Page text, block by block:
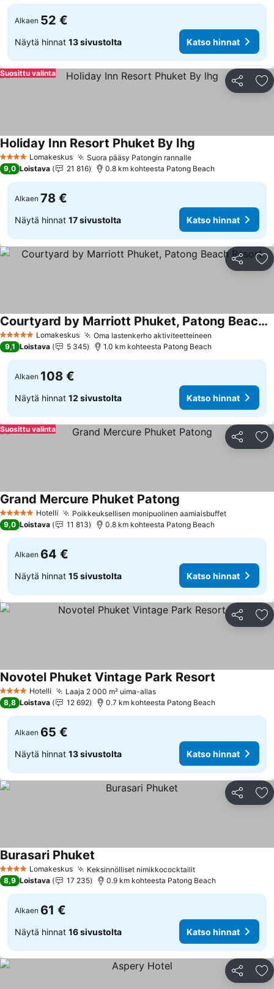
Alkaen 52 €
Näytä hinnat 13 sivustolta Katso hinnat
Jaa
Suosittu valinta
4 TähtiluokitusLomakeskus Suora pääsy Patongin rannalle
Holiday Inn Resort Phuket By Ihg
9,0 Loistava 21 816 0.8 km kohteesta Patong Beach
Alkaen 78 €
Näytä hinnat 17 sivustolta Katso hinnat
Jaa
5 TähtiluokitusLomakeskus Oma lastenkerho aktiviteetteineen
Courtyard by Marriott Phuket, Patong Beach Resort
9,1 Loistava 5 345 1.0 km kohteesta Patong Beach
Alkaen 108 €
Näytä hinnat 12 sivustolta Katso hinnat
Jaa
Suosittu valinta
5 Tähtiluokitus
Hotelli Poikkeuksellisen monipuolinen aamiaisbuffet
Grand Mercure Phuket Patong
9,0 Loistava 11 813 0.8 km kohteesta Patong Beach
Alkaen 64 €
Näytä hinnat 15 sivustolta Katso hinnat
Jaa
4 Tähtiluokitus
Hotelli Laaja 2 000 m² uima-allas
Novotel Phuket Vintage Park Resort
8,8 Loistava 12 692 0.7 km kohteesta Patong Beach
Alkaen 65 €
Näytä hinnat 13 sivustolta Katso hinnat
Jaa
4 TähtiluokitusLomakeskus Keksinnölliset nimikkococktailit
Burasari Phuket
8,9 Loistava 17 235 0.9 km kohteesta Patong Beach
Alkaen 61 €
Näytä hinnat 16 sivustolta Katso hinnat
Jaa